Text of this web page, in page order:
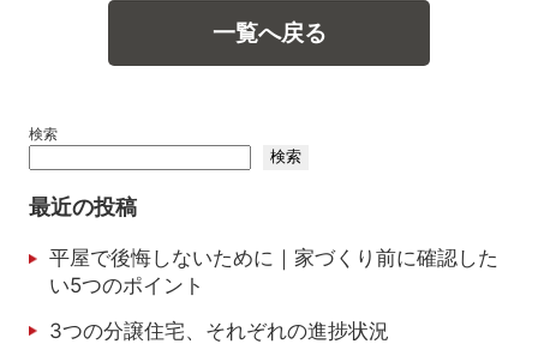
一覧へ戻る
検索
検索
最近の投稿
平屋で後悔しないために｜家づくり前に確認した
い5つのポイント
3つの分譲住宅、それぞれの進捗状況